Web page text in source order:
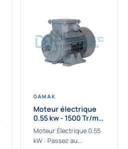
GAMAK
Moteur électrique
0.55 kw - 1500 Tr/min
- 230/400V -
Rendement IE4
Moteur Électrique 0.55
kW : Passez au